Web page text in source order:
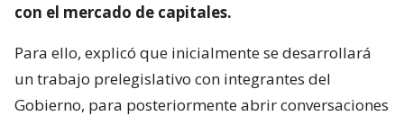
con el mercado de capitales.
Para ello, explicó que inicialmente se desarrollará
un trabajo prelegislativo con integrantes del
Gobierno, para posteriormente abrir conversaciones